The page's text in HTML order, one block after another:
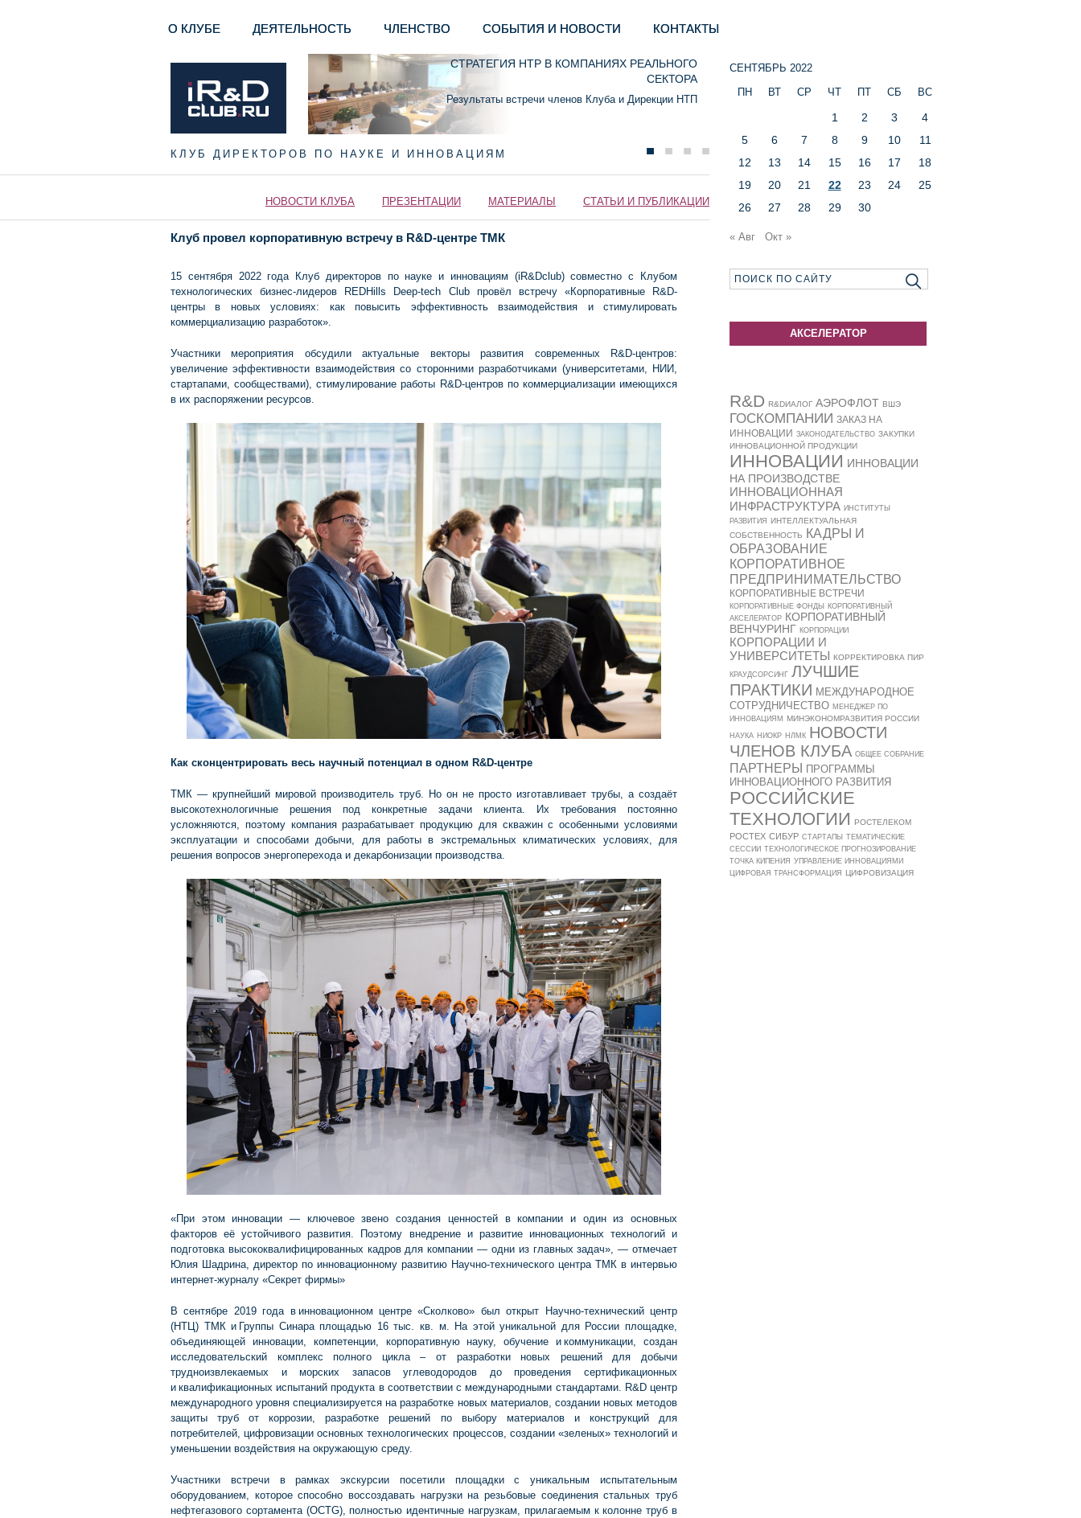
О КЛУБЕ ДЕЯТЕЛЬНОСТЬ ЧЛЕНСТВО СОБЫТИЯ И НОВОСТИ КОНТАКТЫ
СТРАТЕГИЯ НТР В КОМПАНИЯХ РЕАЛЬНОГО
СЕКТОРА
Результаты встречи членов Клуба и Дирекции НТП
КЛУБ ДИРЕКТОРОВ ПО НАУКЕ И ИННОВАЦИЯМ
НОВОСТИ КЛУБА ПРЕЗЕНТАЦИИ МАТЕРИАЛЫ СТАТЬИ И ПУБЛИКАЦИИ
Клуб провел корпоративную встречу в R&D-центре ТМК
15 сентября 2022 года Клуб директоров по науке и инновациям (iR&Dclub) совместно с Клубом
технологических бизнес-лидеров REDHills Deep-tech Club провёл встречу «Корпоративные R&D-
центры в новых условиях: как повысить эффективность взаимодействия и стимулировать
коммерциализацию разработок».
Участники мероприятия обсудили актуальные векторы развития современных R&D-центров:
увеличение эффективности взаимодействия со сторонними разработчиками (университетами, НИИ,
стартапами, сообществами), стимулирование работы R&D-центров по коммерциализации имеющихся
в их распоряжении ресурсов.
Как сконцентрировать весь научный потенциал в одном R&D-центре
ТМК — крупнейший мировой производитель труб. Но он не просто изготавливает трубы, а создаёт
высокотехнологичные решения под конкретные задачи клиента. Их требования постоянно
усложняются, поэтому компания разрабатывает продукцию для скважин с особенными условиями
эксплуатации и способами добычи, для работы в экстремальных климатических условиях, для
решения вопросов энергоперехода и декарбонизации производства.
«При этом инновации — ключевое звено создания ценностей в компании и один из основных
факторов её устойчивого развития. Поэтому внедрение и развитие инновационных технологий и
подготовка высококвалифицированных кадров для компании — одни из главных задач», — отмечает
Юлия Шадрина, директор по инновационному развитию Научно-технического центра ТМК в интервью
интернет-журналу «Секрет фирмы»
В сентябре 2019 года в инновационном центре «Сколково» был открыт Научно-технический центр
(НТЦ) ТМК и Группы Синара площадью 16 тыс. кв. м. На этой уникальной для России площадке,
объединяющей инновации, компетенции, корпоративную науку, обучение и коммуникации, создан
исследовательский комплекс полного цикла – от разработки новых решений для добычи
трудноизвлекаемых и морских запасов углеводородов до проведения сертификационных
и квалификационных испытаний продукта в соответствии с международными стандартами. R&D центр
международного уровня специализируется на разработке новых материалов, создании новых методов
защиты труб от коррозии, разработке решений по выбору материалов и конструкций для
потребителей, цифровизации основных технологических процессов, создании «зеленых» технологий и
уменьшении воздействия на окружающую среду.
Участники встречи в рамках экскурсии посетили площадки с уникальным испытательным
оборудованием, которое способно воссоздавать нагрузки на резьбовые соединения стальных труб
нефтегазового сортамента (OCTG), полностью идентичные нагрузкам, прилагаемым к колонне труб в
СЕНТЯБРЬ 2022
ПН
ВТ СР ЧТ ПТ СБ ВС
1 2 3
4
5
6 7 8 9 10
11
12
13 14 15 16 17
18
19
20 21 22 23 24
25
26
27 28 29 30
« Авг Окт »
АКСЕЛЕРАТОР
R&D R&DИАЛОГ АЭРОФЛОТ ВШЭ
ГОСКОМПАНИИ ЗАКАЗ НА
ИННОВАЦИИ ЗАКОНОДАТЕЛЬСТВО ЗАКУПКИ
ИННОВАЦИОННОЙ ПРОДУКЦИИ
ИННОВАЦИИ ИННОВАЦИИ
НА ПРОИЗВОДСТВЕ
ИННОВАЦИОННАЯ
ИНФРАСТРУКТУРА ИНСТИТУТЫ
РАЗВИТИЯ
ИНТЕЛЛЕКТУАЛЬНАЯ
СОБСТВЕННОСТЬ КАДРЫ И
ОБРАЗОВАНИЕ
КОРПОРАТИВНОЕ
ПРЕДПРИНИМАТЕЛЬСТВО
КОРПОРАТИВНЫЕ ВСТРЕЧИ
КОРПОРАТИВНЫЕ ФОНДЫ
КОРПОРАТИВНЫЙ
АКСЕЛЕРАТОР КОРПОРАТИВНЫЙ
ВЕНЧУРИНГ КОРПОРАЦИИ
КОРПОРАЦИИ И
УНИВЕРСИТЕТЫ КОРРЕКТИРОВКА ПИР
КРАУДСОРСИНГ ЛУЧШИЕ
ПРАКТИКИ МЕЖДУНАРОДНОЕ
СОТРУДНИЧЕСТВО МЕНЕДЖЕР ПО
ИННОВАЦИЯМ
МИНЭКОНОМРАЗВИТИЯ РОССИИ
НАУКА НИОКР НЛМК НОВОСТИ
ЧЛЕНОВ КЛУБА ОБЩЕЕ СОБРАНИЕ
ПАРТНЕРЫ
ПРОГРАММЫ
ИННОВАЦИОННОГО РАЗВИТИЯ
РОССИЙСКИЕ
ТЕХНОЛОГИИ
РОСТЕЛЕКОМ
РОСТЕХ СИБУР СТАРТАПЫ ТЕМАТИЧЕСКИЕ
СЕССИИ ТЕХНОЛОГИЧЕСКОЕ ПРОГНОЗИРОВАНИЕ
ТОЧКА КИПЕНИЯ УПРАВЛЕНИЕ ИННОВАЦИЯМИ
ЦИФРОВАЯ ТРАНСФОРМАЦИЯ
ЦИФРОВИЗАЦИЯ